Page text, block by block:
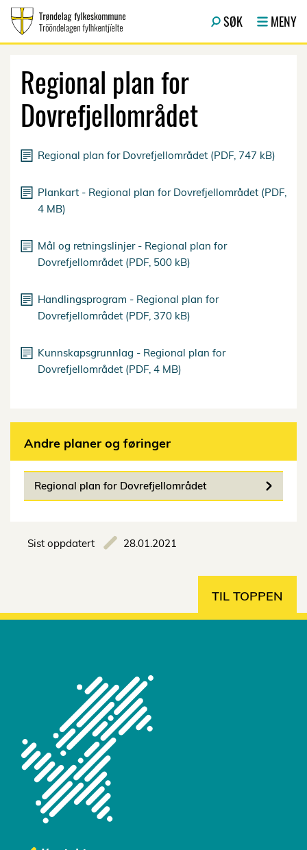
SØK MENY
Regional plan for
Dovrefjellområdet
Regional plan for Dovrefjellområdet (PDF, 747 kB)
Plankart - Regional plan for Dovrefjellområdet (PDF,
4 MB)
Mål og retningslinjer - Regional plan for
Dovrefjellområdet (PDF, 500 kB)
Handlingsprogram - Regional plan for
Dovrefjellområdet (PDF, 370 kB)
Kunnskapsgrunnlag - Regional plan for
Dovrefjellområdet (PDF, 4 MB)
Andre planer og føringer
Regional plan for Dovrefjellområdet
Sist oppdatert 28.01.2021
TIL TOPPEN